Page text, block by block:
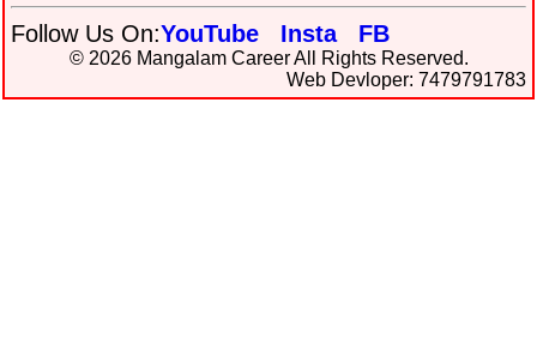
Follow Us On:YouTube Insta FB
© 2026 Mangalam Career All Rights Reserved.
Web Devloper: 7479791783